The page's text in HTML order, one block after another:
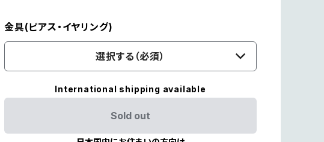
金具(ピアス・イヤリング)
選択する（必須）
International shipping available
Sold out